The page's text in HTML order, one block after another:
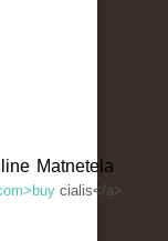
Matnetela
cialis</a>